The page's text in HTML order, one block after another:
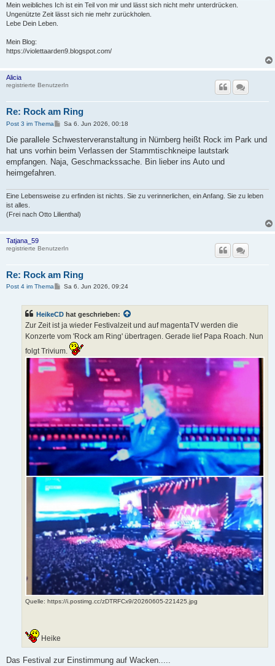
Mein weibliches Ich ist ein Teil von mir und lässt sich nicht mehr unterdrücken.
Ungenützte Zeit lässt sich nie mehr zurückholen.
Lebe Dein Leben.
Mein Blog:
https://violettaarden9.blogspot.com/
Alicia
registrierte BenutzerIn
Re: Rock am Ring
Post 3 im Thema
B
i
r
a
g
Sa 6. Jun 2026, 00:18
Die parallele Schwesterveranstaltung in Nürnberg heißt Rock im Park und
hat uns vorhin beim Verlassen der Stammtischkneipe lautstark
empfangen. Naja, Geschmackssache. Bin lieber ins Auto und
heimgefahren.
Eine Lebensweise zu erfinden ist nichts. Sie zu verinnerlichen, ein Anfang. Sie zu leben
ist alles.
(Frei nach Otto Lilienthal)
Tatjana_59
registrierte BenutzerIn
Re: Rock am Ring
Post 4 im Thema
B
r
a
g
Sa 6. Jun 2026, 09:24
HeikeCD hat geschrieben:
Zur Zeit ist ja wieder Festivalzeit und auf magentaTV werden die
Konzerte vom 'Rock am Ring' übertragen. Gerade lief Papa Roach. Nun
folgt Trivium.
Quelle: https://i.postimg.cc/zDTRFCx9/20260605-221425.jpg
Heike
Das Festival zur Einstimmung auf Wacken.....